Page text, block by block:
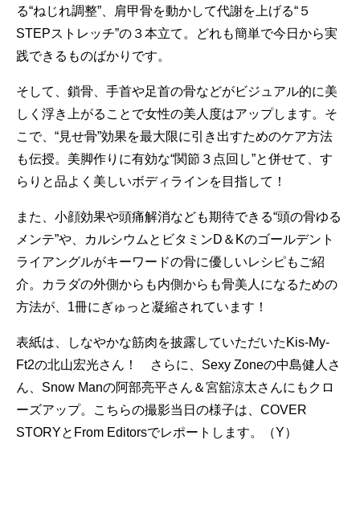
る“ねじれ調整”、肩甲骨を動かして代謝を上げる“５
STEPストレッチ”の３本立て。どれも簡単で今日から実
践できるものばかりです。
そして、鎖骨、手首や足首の骨などがビジュアル的に美
しく浮き上がることで女性の美人度はアップします。そ
こで、“見せ骨”効果を最大限に引き出すためのケア方法
も伝授。美脚作りに有効な“関節３点回し”と併せて、す
らりと品よく美しいボディラインを目指して！
また、小顔効果や頭痛解消なども期待できる“頭の骨ゆる
メンテ”や、カルシウムとビタミンD＆Kのゴールデント
ライアングルがキーワードの骨に優しいレシピもご紹
介。カラダの外側からも内側からも骨美人になるための
方法が、1冊にぎゅっと凝縮されています！
表紙は、しなやかな筋肉を披露していただいたKis-My-
Ft2の北山宏光さん！ さらに、Sexy Zoneの中島健人さ
ん、Snow Manの阿部亮平さん＆宮舘涼太さんにもクロ
ーズアップ。こちらの撮影当日の様子は、COVER
STORYとFrom Editorsでレポートします。（Y）